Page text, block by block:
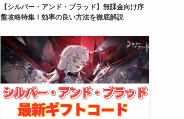
【シルバー・アンド・ブラッド】無課金向け序
盤攻略特集！効率の良い方法を徹底解説